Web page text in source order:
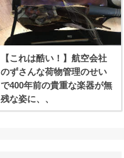
【これは酷い！】航空会社
のずさんな荷物管理のせい
で400年前の貴重な楽器が無
残な姿に、、